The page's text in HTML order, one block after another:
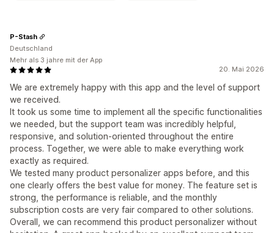
20. Mai 2026
We are extremely happy with this app and the level of support
we received.
It took us some time to implement all the specific functionalities
we needed, but the support team was incredibly helpful,
responsive, and solution-oriented throughout the entire
process. Together, we were able to make everything work
exactly as required.
We tested many product personalizer apps before, and this
one clearly offers the best value for money. The feature set is
strong, the performance is reliable, and the monthly
subscription costs are very fair compared to other solutions.
Overall, we can recommend this product personalizer without
P-Stash
Deutschland
Mehr als 3 jahre mit der App